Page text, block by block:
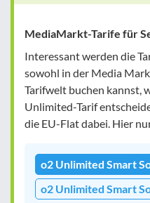
MediaMarkt-Tarife für
Interessant werden die
sowohl in der Media
Tarifwelt buchen kannst,
Unlimited-Tarif
die EU-Flat dabei. Hier
o2 Unlimited Smart
o2 Unlimited Smart